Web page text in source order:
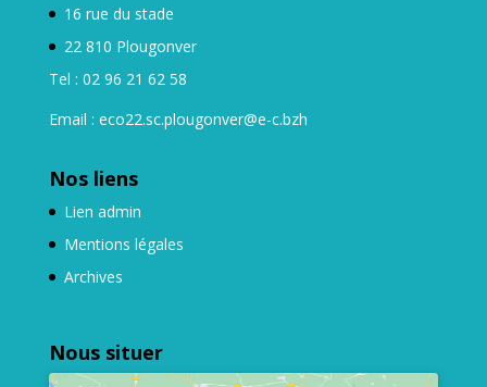
16 rue du stade
22 810 Plougonver
Tel : 02 96 21 62 58
Email : eco22.sc.plougonver@e-c.bzh
Nos liens
Lien admin
Mentions légales
Archives
Nous situer